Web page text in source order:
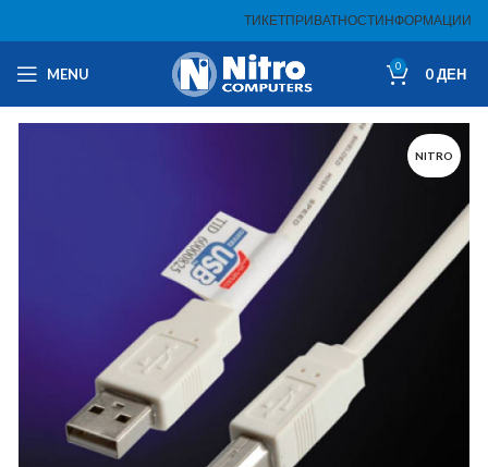
ТИКЕТПРИВАТНОСТИНФОРМАЦИИ
MENU 0 0ДЕН
NITRO